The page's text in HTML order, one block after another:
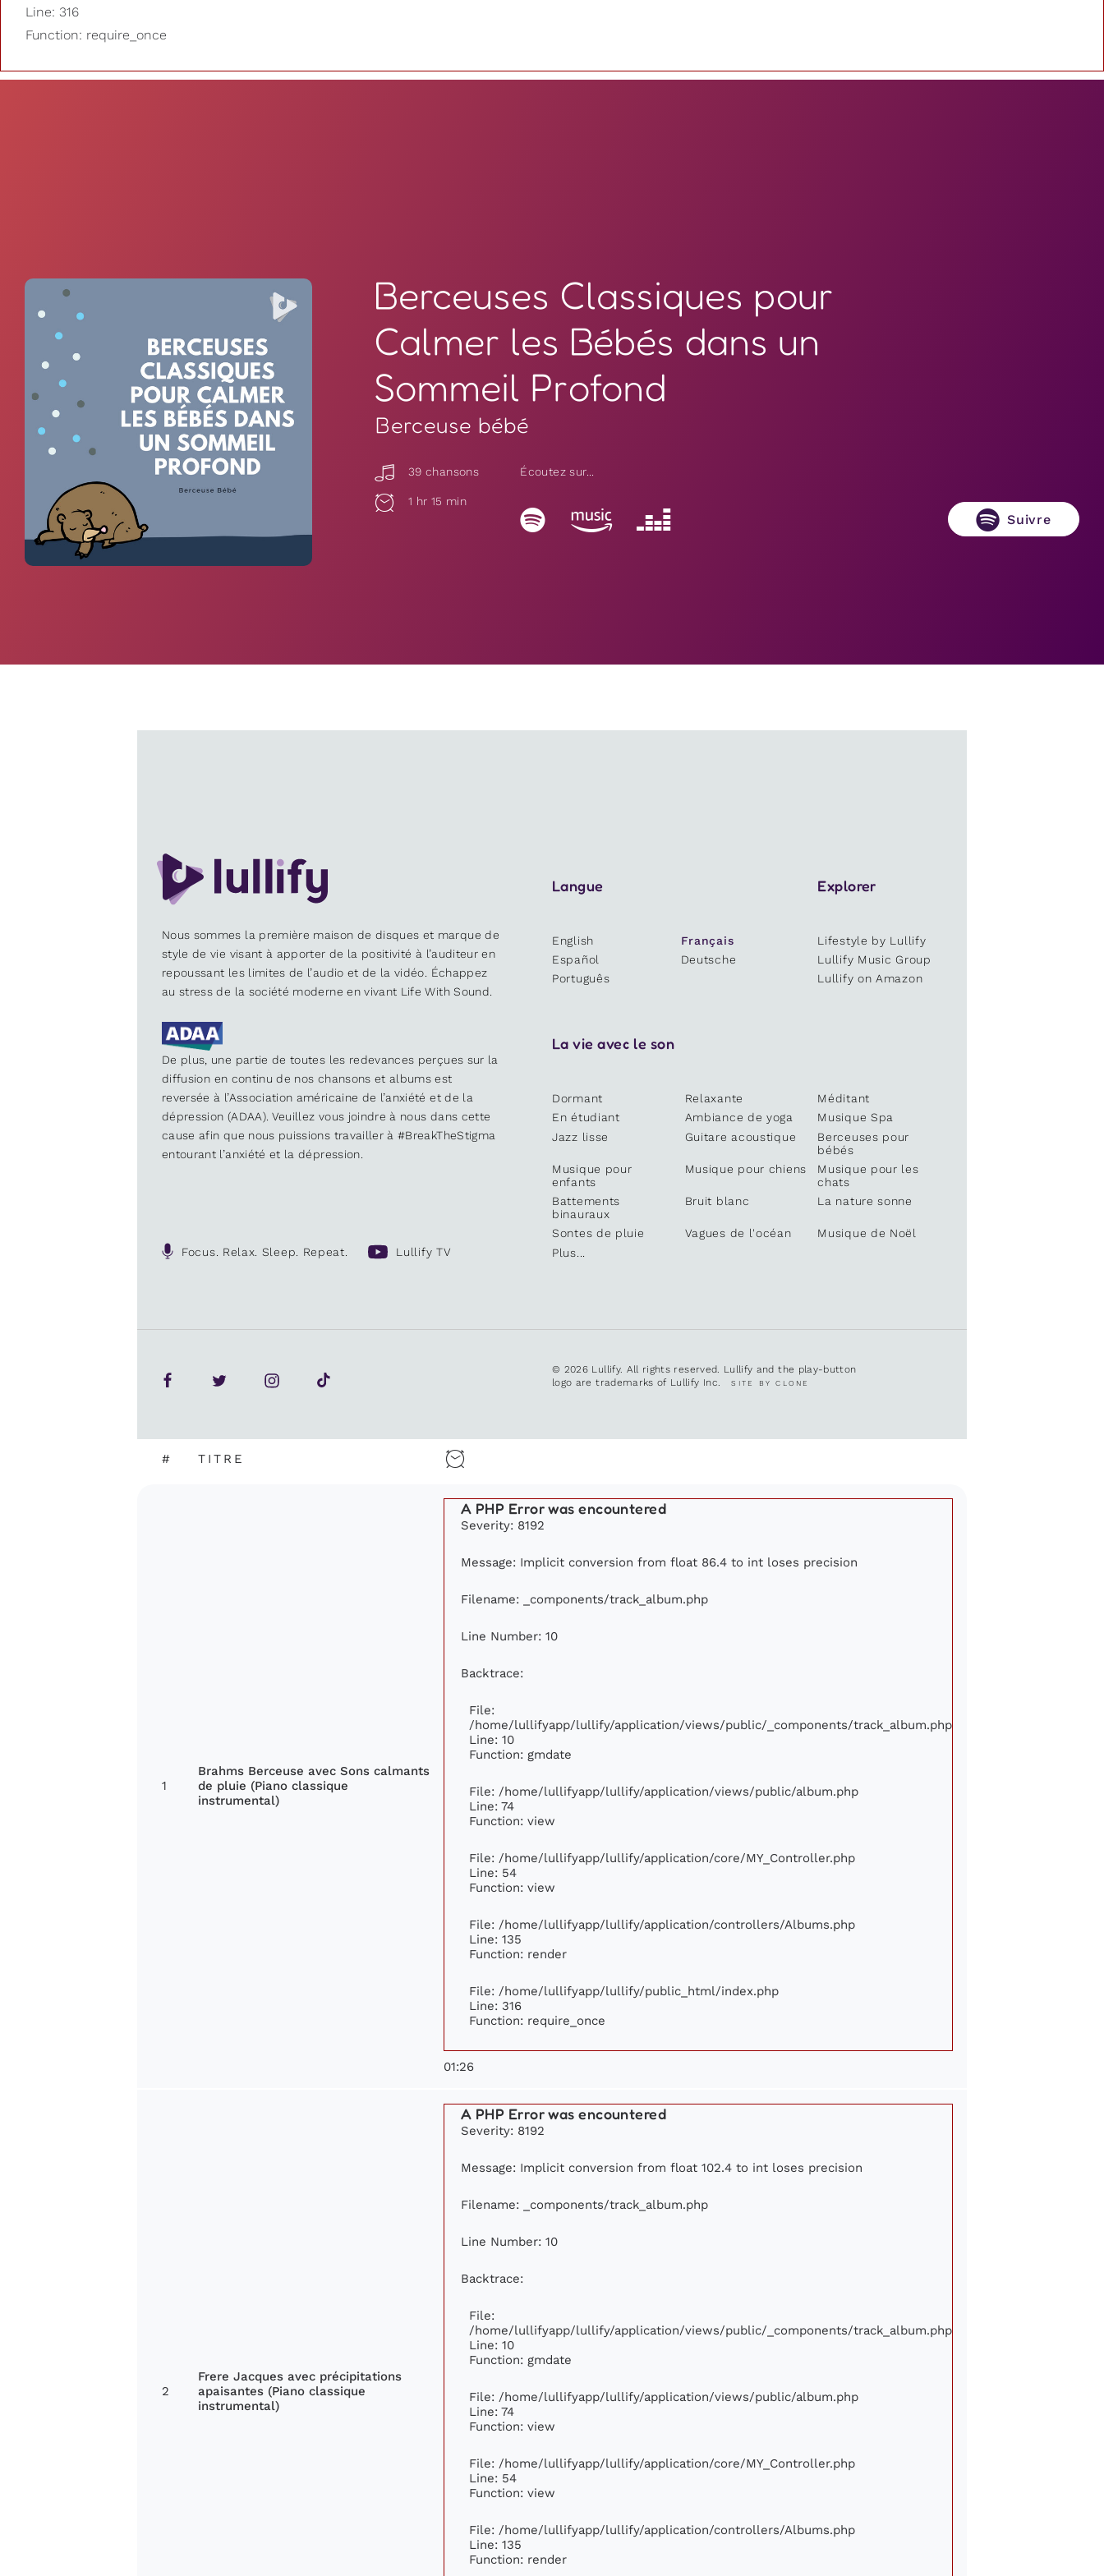
Line: 316
Function: require_once
Berceuses Classiques pour
Calmer les Bébés dans un
Sommeil Profond
Berceuse bébé
39 chansons
1 hr 15 min
Écoutez sur...
Suivre
Nous sommes la première maison de disques et marque de
style de vie visant à apporter de la positivité à l’auditeur en
repoussant les limites de l’audio et de la vidéo. Échappez
au stress de la société moderne en vivant Life With Sound.
De plus, une partie de toutes les redevances perçues sur la
diffusion en continu de nos chansons et albums est
reversée à l’Association américaine de l’anxiété et de la
dépression (ADAA). Veuillez vous joindre à nous dans cette
cause afin que nous puissions travailler à #BreakTheStigma
entourant l’anxiété et la dépression.
Focus. Relax. Sleep. Repeat. Lullify TV
Langue
English
Français
Español
Deutsche
Português
Explorer
Lifestyle by Lullify
Lullify Music Group
Lullify on Amazon
La vie avec le son
Dormant Relaxante
Méditant
En étudiant
Ambiance de yoga
Musique Spa
Jazz lisse
Guitare acoustique
Berceuses pour
bébés
Musique pour
enfants
Musique pour chiens
Musique pour les
chats
Battements
binauraux
Bruit blanc La nature sonne
Sontes de pluie Vagues de l'océan
Musique de Noël
Plus...
© 2026 Lullify. All rights reserved. Lullify and the play-button
logo are trademarks of Lullify Inc.SITE BY CLONE
# TITRE
1
Brahms Berceuse avec Sons calmants
de pluie (Piano classique
instrumental)
A PHP Error was encountered
Severity: 8192
Message: Implicit conversion from float 86.4 to int loses precision
Filename: _components/track_album.php
Line Number: 10
Backtrace:
File:
/home/lullifyapp/lullify/application/views/public/_components/track_album.php
Line: 10
Function: gmdate
File: /home/lullifyapp/lullify/application/views/public/album.php
Line: 74
Function: view
File: /home/lullifyapp/lullify/application/core/MY_Controller.php
Line: 54
Function: view
File: /home/lullifyapp/lullify/application/controllers/Albums.php
Line: 135
Function: render
File: /home/lullifyapp/lullify/public_html/index.php
Line: 316
Function: require_once
01:26
2
Frere Jacques avec précipitations
apaisantes (Piano classique
instrumental)
A PHP Error was encountered
Severity: 8192
Message: Implicit conversion from float 102.4 to int loses precision
Filename: _components/track_album.php
Line Number: 10
Backtrace:
File:
/home/lullifyapp/lullify/application/views/public/_components/track_album.php
Line: 10
Function: gmdate
File: /home/lullifyapp/lullify/application/views/public/album.php
Line: 74
Function: view
File: /home/lullifyapp/lullify/application/core/MY_Controller.php
Line: 54
Function: view
File: /home/lullifyapp/lullify/application/controllers/Albums.php
Line: 135
Function: render